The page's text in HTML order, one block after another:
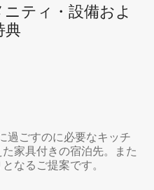
テ⁠ィ⁠・設⁠備⁠およ
典
過ごすのに必要なキッチ
家具付きの宿泊先。また
なるご提案です。